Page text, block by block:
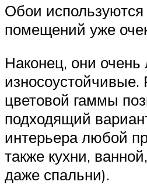
Обои используются
помещений уже
Наконец, они очень
износоустойчивые.
цветовой гаммы
подходящий
интерьера любой
также кухни,
даже спальни).